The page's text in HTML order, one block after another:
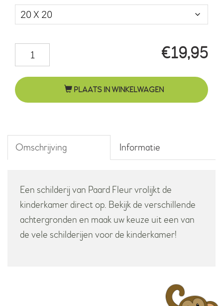
€19,95
Fleur
cirkels
zwart-PLAATS IN WINKELWAGEN
Omschrijving Informatie
Een schilderij van Paard Fleur vrolijkt de
kinderkamer direct op. Bekijk de verschillende
achtergronden en maak uw keuze uit een van
de vele schilderijen voor de kinderkamer!